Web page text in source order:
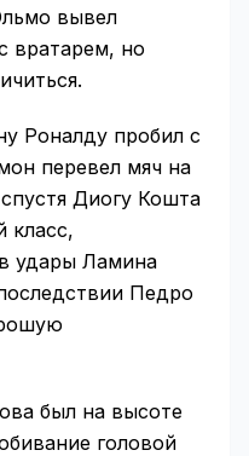
вывел
вратарем, но
Роналду пробил с
перевел мяч на
Диогу Кошта
класс,
удары Ламина
Педро
был на высоте
головой